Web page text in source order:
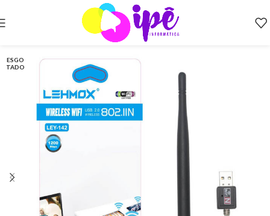
ESGO
TADO